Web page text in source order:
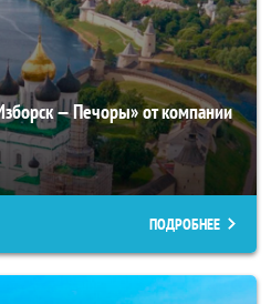
— Печоры» от компании
ПОДРОБНЕЕ